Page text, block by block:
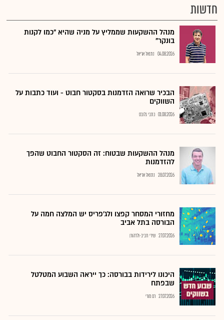
חדשות
מנהל ההשקעות שממליץ על מניה שהיא "כמו לקנות
בונקר"
04.08.2026 נתנאל אריאל
הבכיר שרואה הזדמנות בסקטור חבוט - ועוד כתבות על
השווקים
01.08.2026 כתבי גלובס
מנהל ההשקעות שבטוח: זה הסקטור החבוט שהפך
להזדמנות
28.07.2026 נתנאל אריאל
מחזורי המסחר קפצו ולג'פריס יש המלצה חמה על
הבורסה בתל אביב
27.07.2026 שירי חביב-ולדהורן
היכונו לירידות בבורסה: כך ייראה השבוע המטלטל
שבפתח
27.07.2026 רם מורי